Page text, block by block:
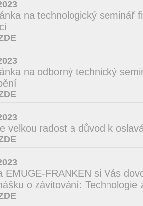
na technologický seminář
na odborný technický
velkou radost a důvod k
EMUGE-FRANKEN si Vás
o závitování: Technologie